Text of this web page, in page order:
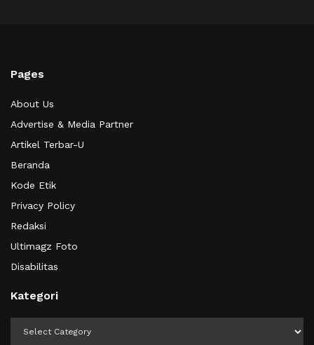
Pages
About Us
Advertise & Media Partner
Artikel Terbar-U
Beranda
Kode Etik
Privacy Policy
Redaksi
Ultimagz Foto
Disabilitas
Kategori